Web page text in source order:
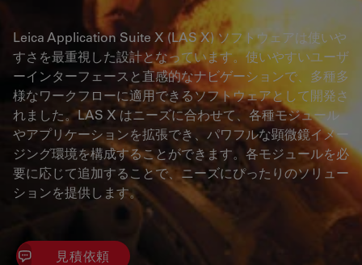
Leica Application Suite X (LAS X) ソフトウェアは使いや
すさを最重視した設計となっています。使いやすいユーザ
ーインターフェースと直感的なナビゲーションで、多種多
様なワークフローに適用できるソフトウェアとして開発さ
れました。LAS X はニーズに合わせて、各種モジュール
やアプリケーションを拡張でき、パワフルな顕微鏡イメー
ジング環境を構成することができます。各モジュールを必
要に応じて追加することで、ニーズにぴったりのソリュー
ションを提供します。
見積依頼